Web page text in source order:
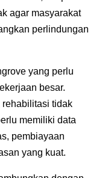
agar masyarakat
perlindungan
yang perlu
besar.
tidak
memiliki data
pembiayaan
yang kuat.